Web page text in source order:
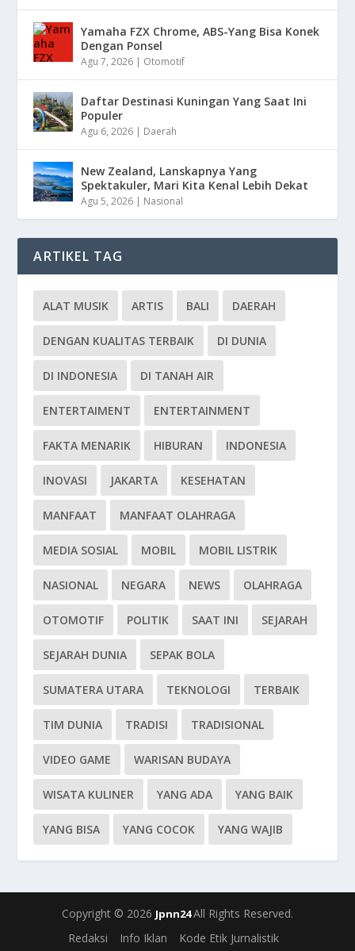
Yamaha FZX Chrome, ABS-Yang Bisa Konek
Dengan Ponsel
Agu 7, 2026 Otomotif
Daftar Destinasi Kuningan Yang Saat Ini
Populer
Agu 6, 2026 Daerah
New Zealand, Lanskapnya Yang
Spektakuler, Mari Kita Kenal Lebih Dekat
Agu 5, 2026 Nasional
ARTIKEL TAG
ALAT MUSIK ARTIS BALI DAERAH
DENGAN KUALITAS TERBAIK DI DUNIA
DI INDONESIA DI TANAH AIR
ENTERTAIMENT ENTERTAINMENT
FAKTA MENARIK HIBURAN INDONESIA
INOVASI JAKARTA KESEHATAN
MANFAAT MANFAAT OLAHRAGA
MEDIA SOSIAL MOBIL MOBIL LISTRIK
NASIONAL NEGARA NEWS OLAHRAGA
OTOMOTIF POLITIK SAAT INI SEJARAH
SEJARAH DUNIA SEPAK BOLA
SUMATERA UTARA TEKNOLOGI TERBAIK
TIM DUNIA TRADISI TRADISIONAL
VIDEO GAME WARISAN BUDAYA
WISATA KULINER YANG ADA YANG BAIK
YANG BISA YANG COCOK YANG WAJIB
Copyright © 2026 Jpnn24All Rights Reserved.
Redaksi
Info Iklan
Kode Etik Jurnalistik